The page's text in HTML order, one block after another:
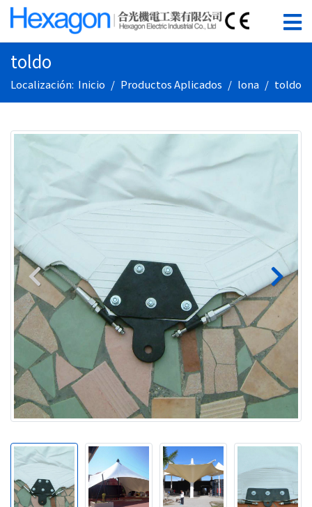
toldo
Localización: Inicio Productos Aplicados lona toldo